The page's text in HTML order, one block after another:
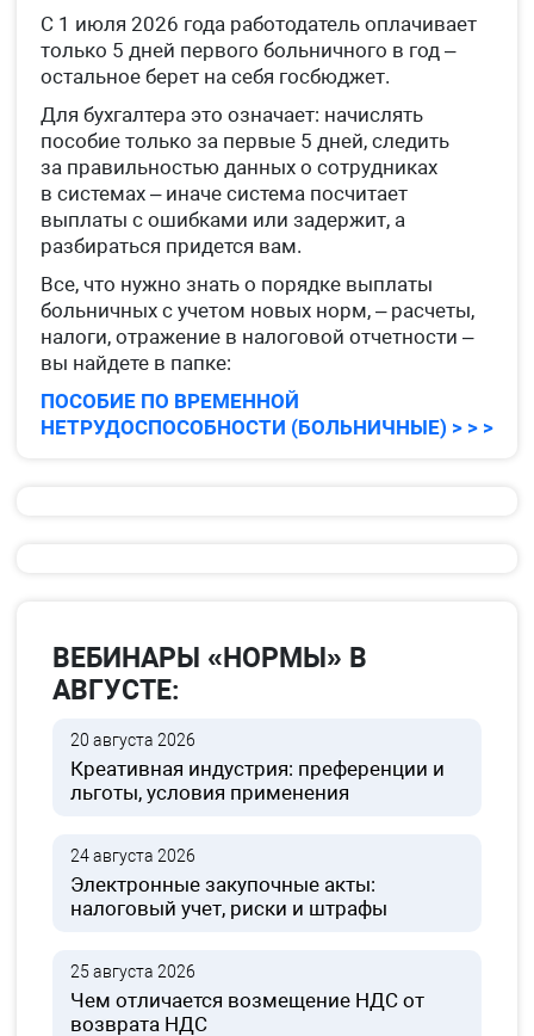
С 1 июля 2026 года работодатель оплачивает
только 5 дней первого больничного в год –
остальное берет на себя госбюджет.
Для бухгалтера это означает: начислять
пособие только за первые 5 дней, следить
за правильностью данных о сотрудниках
в системах – иначе система посчитает
выплаты с ошибками или задержит, а
разбираться придется вам.
Все, что нужно знать о порядке выплаты
больничных с учетом новых норм, – расчеты,
налоги, отражение в налоговой отчетности –
вы найдете в папке:
ПОСОБИЕ ПО ВРЕМЕННОЙ
НЕТРУДОСПОСОБНОСТИ (БОЛЬНИЧНЫЕ) > > >
ВЕБИНАРЫ «НОРМЫ» В
АВГУСТЕ:
20 августа 2026
Креативная индустрия: преференции и
льготы, условия применения
24 августа 2026
Электронные закупочные акты:
налоговый учет, риски и штрафы
25 августа 2026
Чем отличается возмещение НДС от
возврата НДС